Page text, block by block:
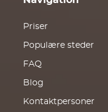
Priser
Populære steder
FAQ
Blog
Kontaktpersoner